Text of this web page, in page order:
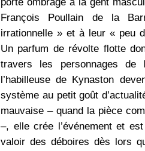
François Poullain de la
irrationnelle » et à leur « peu
Un parfum de révolte flotte
travers les personnages
l’habilleuse de Kynaston
système au petit goût
mauvaise – quand la pièce
–, elle crée l’événement et
valoir des déboires dès lors